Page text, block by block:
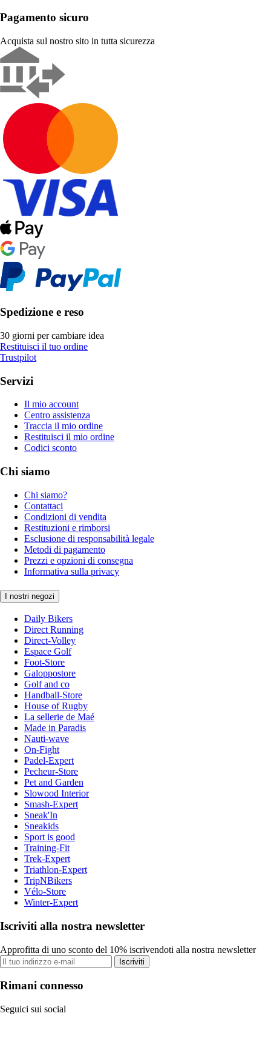
Pagamento sicuro
Acquista sul nostro sito in tutta sicurezza
Spedizione e reso
30 giorni per cambiare idea
Restituisci il tuo ordine
Trustpilot
Servizi
Il mio account
Centro assistenza
Traccia il mio ordine
Restituisci il mio ordine
Codici sconto
Chi siamo
Chi siamo?
Contattaci
Condizioni di vendita
Restituzioni e rimborsi
Esclusione di responsabilità legale
Metodi di pagamento
Prezzi e opzioni di consegna
Informativa sulla privacy
I nostri negozi
Daily Bikers
Direct Running
Direct-Volley
Espace Golf
Foot-Store
Galoppostore
Golf and co
Handball-Store
House of Rugby
La sellerie de Maé
Made in Paradis
Nauti-wave
On-Fight
Padel-Expert
Pecheur-Store
Pet and Garden
Slowood Interior
Smash-Expert
Sneak'In
Sneakids
Sport is good
Training-Fit
Trek-Expert
Triathlon-Expert
TripNBikers
Vélo-Store
Winter-Expert
Iscriviti alla nostra newsletter
Approfitta di uno sconto del 10% iscrivendoti alla nostra newsletter
Iscriviti
Rimani connesso
Seguici sui social